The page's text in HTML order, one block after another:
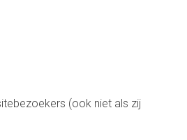
(ook niet als zij